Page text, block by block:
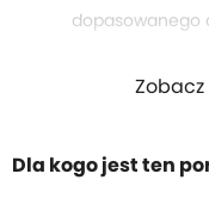
dopasowanego
Dla kogo jest ten